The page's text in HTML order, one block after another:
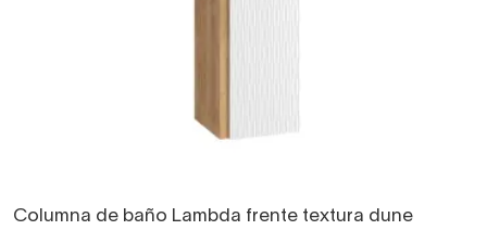
Columna de baño Lambda frente textura dune